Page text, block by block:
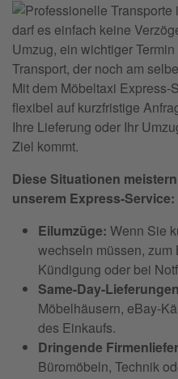
darf es einfach keine
Umzug, ein wichtiger
Transport, der noch am
Mit dem Möbeltaxi
flexibel auf kurzfristige
Ihre Lieferung oder Ihr
Ziel kommt.
Diese Situationen
unserem Express-Service:
Eilumzüge: Wenn Sie
wechseln müssen,
Kündigung oder bei
Same-Day-
Möbelhäusern, eBay-
des Einkaufs.
Dringende
Büromöbeln, Technik